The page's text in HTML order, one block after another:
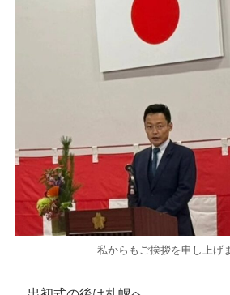
私からもご挨拶を申し上げ